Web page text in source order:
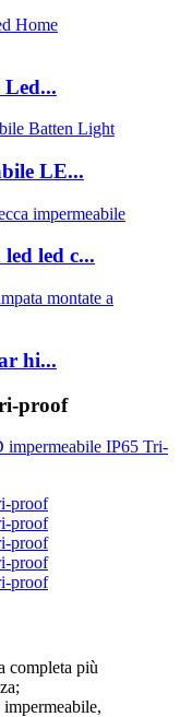
LE...
led c...
hi...
proof
completa più